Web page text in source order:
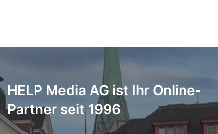
HELP Media AG ist Ihr Online-
Partner seit 1996